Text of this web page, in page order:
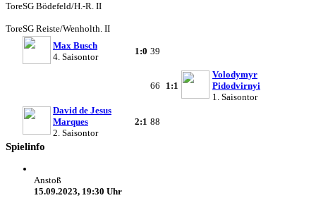
ToreSG Bödefeld/H.-R. II
ToreSG Reiste/Wenholth. II
Max Busch
4. Saisontor
1:0 39
66 1:1
Volodymyr
Pidodvirnyi
1. Saisontor
David de Jesus
Marques
2. Saisontor
2:1 88
Spielinfo
Anstoß
15.09.2023, 19:30 Uhr